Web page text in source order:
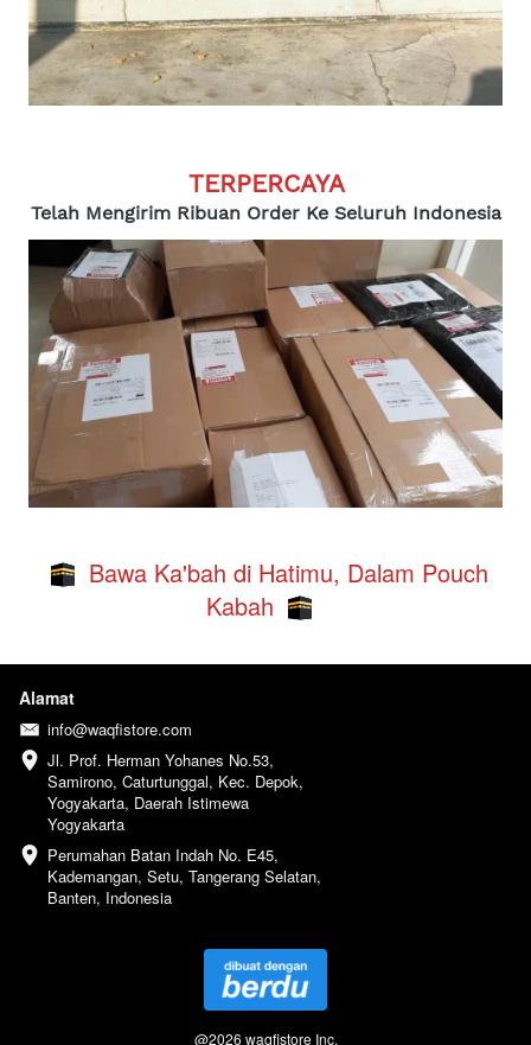
TERPERCAYA
Telah Mengirim Ribuan Order Ke Seluruh Indonesia
  Bawa Ka'bah di Hatimu, Dalam Pouch
Kabah
Alamat
info@waqfistore.com
Jl. Prof. Herman Yohanes No.53,
Samirono, Caturtunggal, Kec. Depok,
Yogyakarta, Daerah Istimewa
Yogyakarta
Perumahan Batan Indah No. E45,
Kademangan, Setu, Tangerang Selatan,
Banten, Indonesia
@2026 waqfistore Inc.